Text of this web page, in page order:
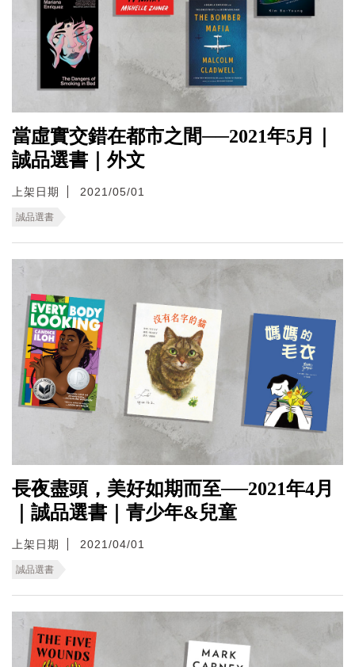
當虛實交錯在都市之間──2021年5月｜
誠品選書｜外文
上架日期 2021/05/01
誠品選書
長夜盡頭，美好如期而至──2021年4月
｜誠品選書｜青少年&兒童
上架日期 2021/04/01
誠品選書